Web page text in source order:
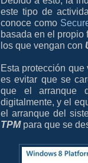
este tipo de
conoce como
basada en el propio
los que vengan con
Esta protección
es evitar que se
que el arranque
digitalmente, y el
el arranque del
TPMpara que se